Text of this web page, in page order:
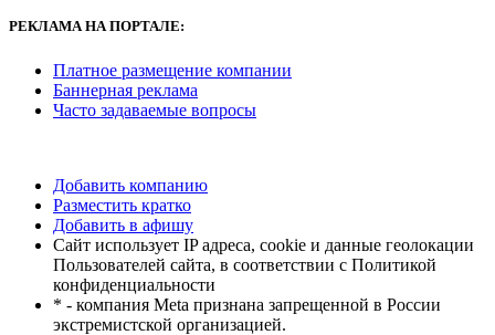
РЕКЛАМАНА ПОРТАЛЕ:
Платное размещение компании
Баннерная реклама
Часто задаваемые вопросы
Добавить компанию
Разместить кратко
Добавить в афишу
Сайт использует IP адреса, cookie и данные геолокации
Пользователей сайта, в соответствии с Политикой
конфиденциальности
* - компания Meta признана запрещенной в России
экстремистской организацией.